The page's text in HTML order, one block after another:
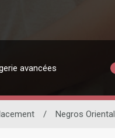
avancées
/ Negros Oriental